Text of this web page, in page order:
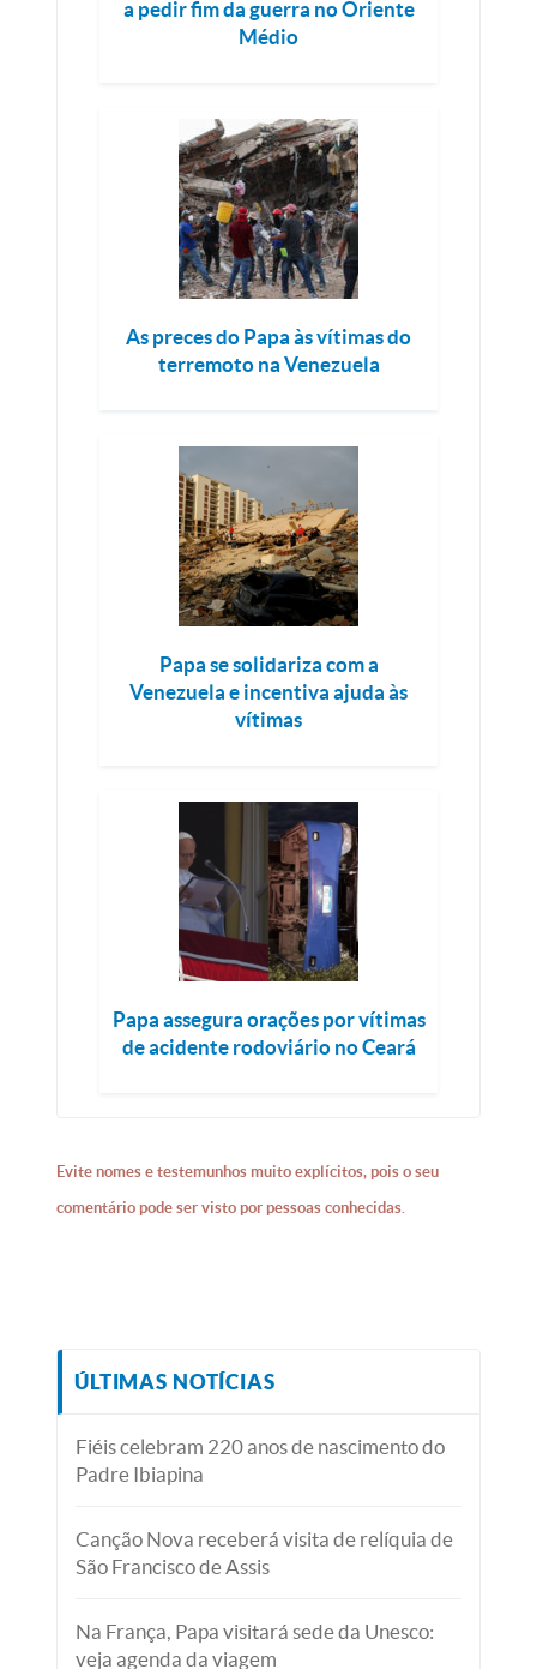
a pedir fim da guerra no Oriente
Médio
As preces do Papa às vítimas do
terremoto na Venezuela
Papa se solidariza com a
Venezuela e incentiva ajuda às
vítimas
Papa assegura orações por vítimas
de acidente rodoviário no Ceará
Evite nomes e testemunhos muito explícitos, pois o seu
comentário pode ser visto por pessoas conhecidas.
ÚLTIMAS NOTÍCIAS
Fiéis celebram 220 anos de nascimento do
Padre Ibiapina
Canção Nova receberá visita de relíquia de
São Francisco de Assis
Na França, Papa visitará sede da Unesco:
veja agenda da viagem